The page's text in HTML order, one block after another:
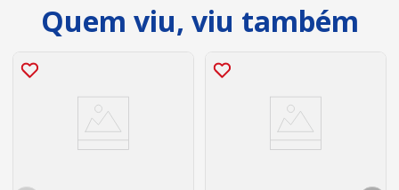
Quem viu, viu também